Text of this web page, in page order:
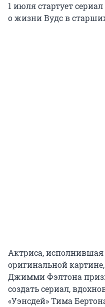
1 июля стартует
о жизни Вудс в
Актриса,
оригинальной
Джимми Фэлтона
создать сериал,
«Уэнсдей» Тима